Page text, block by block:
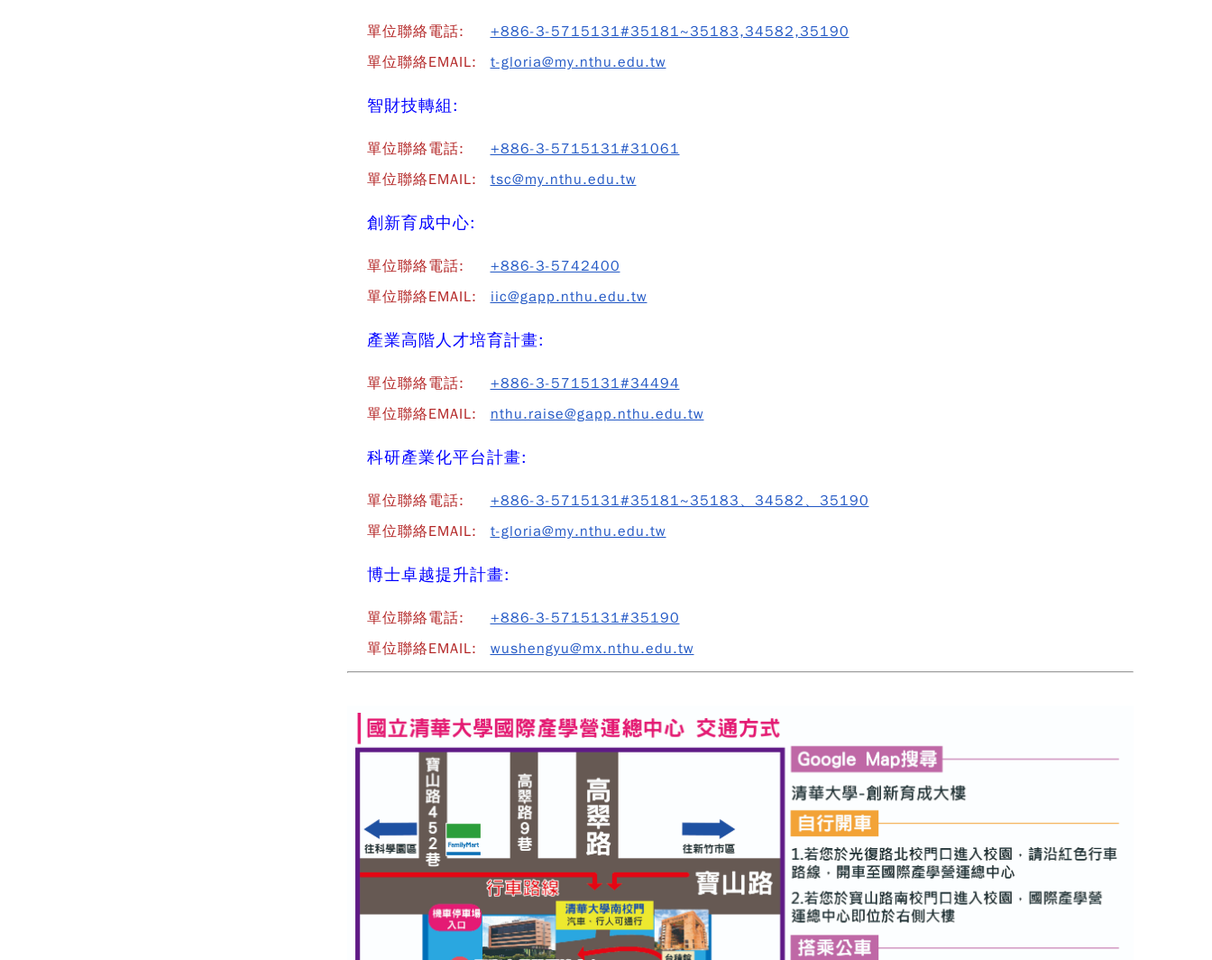
單位聯絡電話:
+886-3-5715131#35181~35183,34582,35190
單位聯絡EMAIL:
t-gloria@my.nthu.edu.tw
智財技轉組:
單位聯絡電話:
+886-3-5715131#31061
單位聯絡EMAIL:
tsc@my.nthu.edu.tw
創新育成中心:
單位聯絡電話:
+886-3-5742400
單位聯絡EMAIL:
iic@gapp.nthu.edu.tw
產業高階人才培育計畫:
單位聯絡電話:
+886-3-5715131#34494
單位聯絡EMAIL:
nthu.raise@gapp.nthu.edu.tw
科研產業化平台計畫:
單位聯絡電話:
+886-3-5715131#35181~35183、34582、35190
單位聯絡EMAIL:
t-gloria@my.nthu.edu.tw
博士卓越提升計畫:
單位聯絡電話:
+886-3-5715131#35190
單位聯絡EMAIL:
wushengyu@mx.nthu.edu.tw